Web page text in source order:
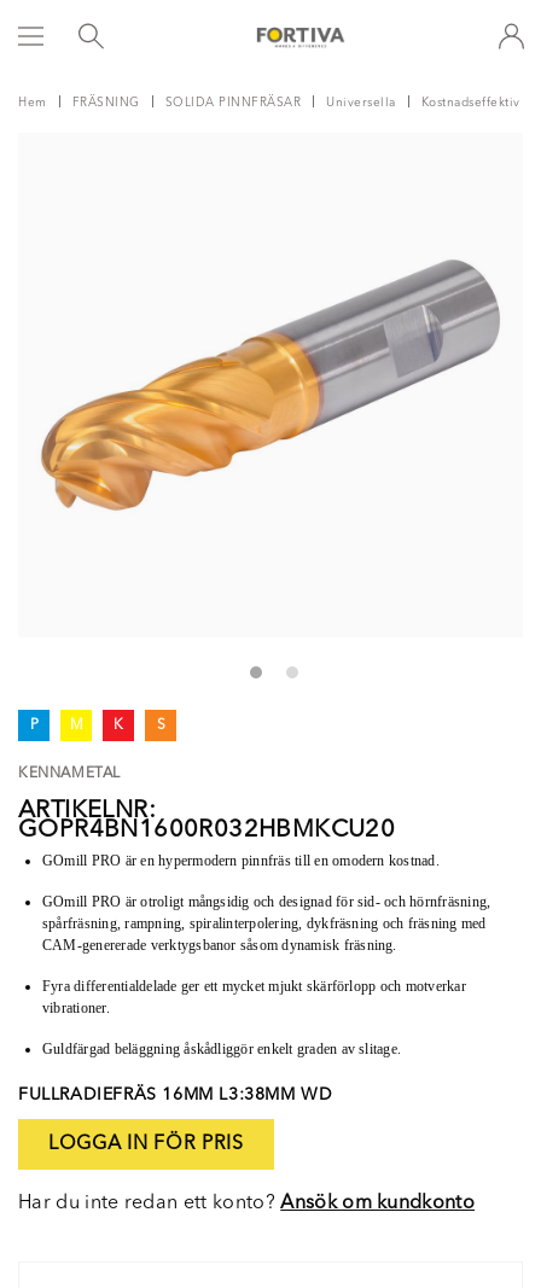
Hem FRÄSNING SOLIDA PINNFRÄSAR Universella Kostnadseffektiv
P M K S
KENNAMETAL
ARTIKELNR:
GOPR4BN1600R032HBMKCU20
GOmill PRO är en hypermodern pinnfräs till en omodern kostnad.
GOmill PRO är otroligt mångsidig och designad för sid- och hörnfräsning,
spårfräsning, rampning, spiralinterpolering, dykfräsning och fräsning med
CAM-genererade verktygsbanor såsom dynamisk fräsning.
Fyra differentialdelade ger ett mycket mjukt skärförlopp och motverkar
vibrationer.
Guldfärgad beläggning åskådliggör enkelt graden av slitage.
FULLRADIEFRÄS 16MM L3:38MM WD
LOGGA IN FÖR PRIS
Har du inte redan ett konto?Ansök om kundkonto